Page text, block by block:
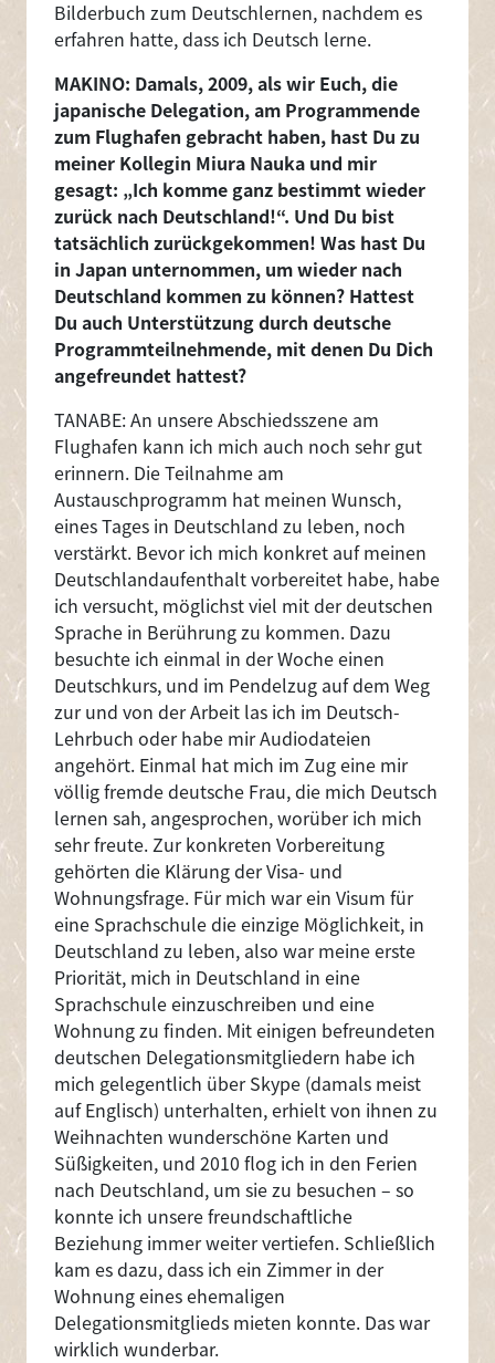
Bilderbuch zum Deutschlernen, nachdem es
erfahren hatte, dass ich Deutsch lerne.
MAKINO: Damals, 2009, als wir Euch, die
japanische Delegation, am Programmende
zum Flughafen gebracht haben, hast Du zu
meiner Kollegin Miura Nauka und mir
gesagt: „Ich komme ganz bestimmt wieder
zurück nach Deutschland!“. Und Du bist
tatsächlich zurückgekommen! Was hast Du
in Japan unternommen, um wieder nach
Deutschland kommen zu können? Hattest
Du auch Unterstützung durch deutsche
Programmteilnehmende, mit denen Du Dich
angefreundet hattest?
TANABE: An unsere Abschiedsszene am
Flughafen kann ich mich auch noch sehr gut
erinnern. Die Teilnahme am
Austauschprogramm hat meinen Wunsch,
eines Tages in Deutschland zu leben, noch
verstärkt. Bevor ich mich konkret auf meinen
Deutschlandaufenthalt vorbereitet habe, habe
ich versucht, möglichst viel mit der deutschen
Sprache in Berührung zu kommen. Dazu
besuchte ich einmal in der Woche einen
Deutschkurs, und im Pendelzug auf dem Weg
zur und von der Arbeit las ich im Deutsch-
Lehrbuch oder habe mir Audiodateien
angehört. Einmal hat mich im Zug eine mir
völlig fremde deutsche Frau, die mich Deutsch
lernen sah, angesprochen, worüber ich mich
sehr freute. Zur konkreten Vorbereitung
gehörten die Klärung der Visa- und
Wohnungsfrage. Für mich war ein Visum für
eine Sprachschule die einzige Möglichkeit, in
Deutschland zu leben, also war meine erste
Priorität, mich in Deutschland in eine
Sprachschule einzuschreiben und eine
Wohnung zu finden. Mit einigen befreundeten
deutschen Delegationsmitgliedern habe ich
mich gelegentlich über Skype (damals meist
auf Englisch) unterhalten, erhielt von ihnen zu
Weihnachten wunderschöne Karten und
Süßigkeiten, und 2010 flog ich in den Ferien
nach Deutschland, um sie zu besuchen – so
konnte ich unsere freundschaftliche
Beziehung immer weiter vertiefen. Schließlich
kam es dazu, dass ich ein Zimmer in der
Wohnung eines ehemaligen
Delegationsmitglieds mieten konnte. Das war
wirklich wunderbar.